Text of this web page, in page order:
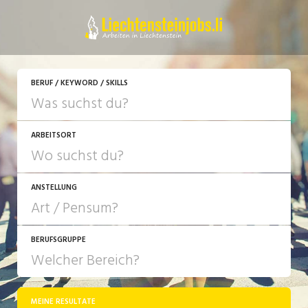
BERUF / KEYWORD / SKILLS
ARBEITSORT
ANSTELLUNG
JOB-TYP
Festanstellung
BERUFSGRUPPE
MEINE RESULTATE
JETZT BEWERBEN